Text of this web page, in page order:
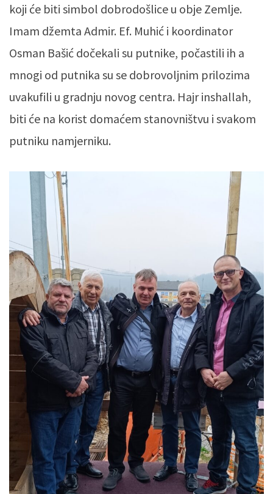
koji će biti simbol dobrodošlice u obje Zemlje.
Imam džemta Admir. Ef. Muhić i koordinator
Osman Bašić dočekali su putnike, počastili ih a
mnogi od putnika su se dobrovoljnim prilozima
uvakufili u gradnju novog centra. Hajr inshallah,
biti će na korist domaćem stanovništvu i svakom
putniku namjerniku.